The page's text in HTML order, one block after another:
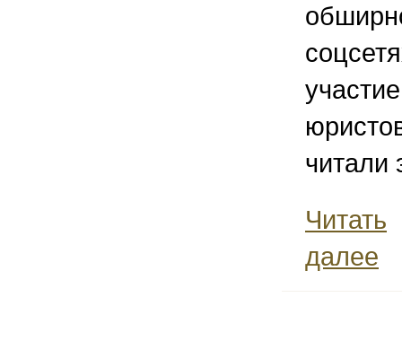
читали
Читать
далее